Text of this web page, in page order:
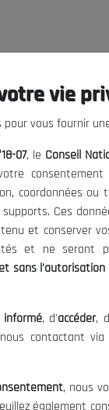
vie
pour vous fournir
07, le Conseil
coordonnées
Ces
et conserver
et ne seront
sans l'autorisation
, d'accéder,
contactant via
, nous
également